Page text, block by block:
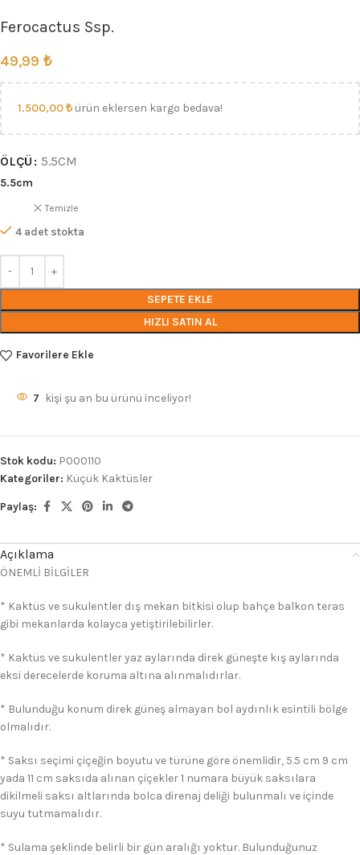
Ferocactus Ssp.
49,99 ₺
1.500,00₺ ürün eklersen kargo bedava!
ÖLÇÜ 5.5CM
5.5cm
Temizle
4 adet stokta
SEPETE EKLE
HIZLI SATIN AL
Favorilere Ekle
7 kişi şu an bu ürünü inceliyor!
Stok kodu: P000110
Kategoriler: Küçük Kaktüsler
Paylaş:
Açıklama
ÖNEMLİ BİLGİLER
* Kaktüs ve sukulentler dış mekan bitkisi olup bahçe balkon teras
gibi mekanlarda kolayca yetiştirilebilirler.
* Kaktüs ve sukulentler yaz aylarında direk güneşte kış aylarında
eksi derecelerde koruma altına alınmalıdırlar.
* Bulunduğu konum direk güneş almayan bol aydınlık esintili bölge
olmalıdır.
* Saksı seçimi çiçeğin boyutu ve türüne göre önemlidir, 5.5 cm 9 cm
yada 11 cm saksıda alınan çiçekler 1 numara büyük saksılara
dikilmeli saksı altlarında bolca direnaj deliği bulunmalı ve içinde
suyu tutmamalıdır.
* Sulama şeklinde belirli bir gün aralığı yoktur. Bulunduğunuz